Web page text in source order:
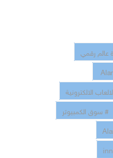
عالم رقمي
الالكترونية
# سوق الكمبيوتر